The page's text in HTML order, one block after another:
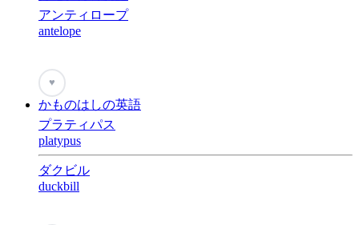
アンティロープ
antelope
♥
かものはしの英語
プラティパス
platypus
ダクビル
duckbill